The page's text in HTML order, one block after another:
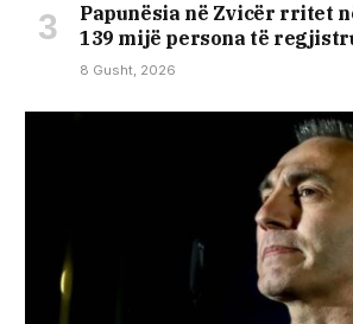
Papunësia në Zvicër rritet
139 mijë persona të
8 Gusht, 2026